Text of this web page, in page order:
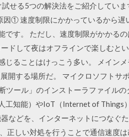
せる5つの解決法をご紹介してい
因① 速度制限にかかっているから
です。 ただし、速度制限がかかる
ドして夜はオフラインで楽しむと
ることはけっこう多い。 メイン
開する場所だ。 マイクロソフトサ
ール」のインストーラファイル
工知能）やIoT（Internet of Things
などを、インターネットにつなぐ
正しい対処を行うことで通信速度